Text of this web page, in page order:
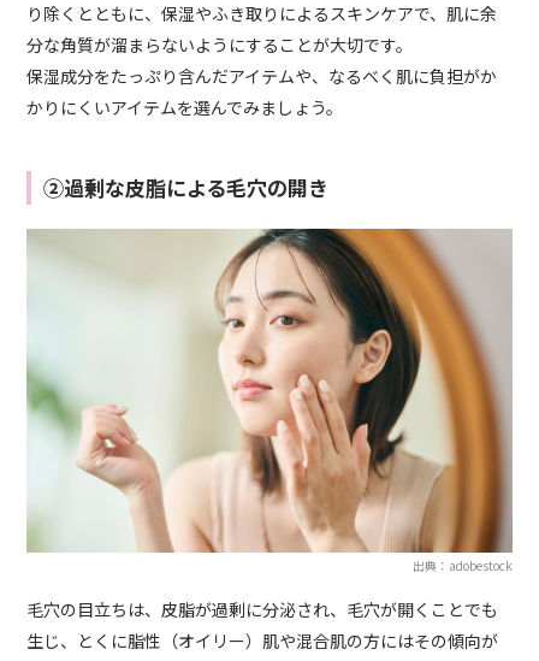
り除くとともに、保湿やふき取りによるスキンケアで、肌に余
分な角質が溜まらないようにすることが大切です。
保湿成分をたっぷり含んだアイテムや、なるべく肌に負担がか
かりにくいアイテムを選んでみましょう。
②過剰な皮脂による毛穴の開き
出典：adobestock
毛穴の目立ちは、皮脂が過剰に分泌され、毛穴が開くことでも
生じ、とくに脂性（オイリー）肌や混合肌の方にはその傾向が